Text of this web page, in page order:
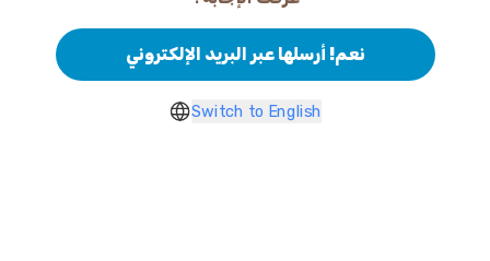
نعم! أرسلها عبر البريد الإلكتروني
Switch to English